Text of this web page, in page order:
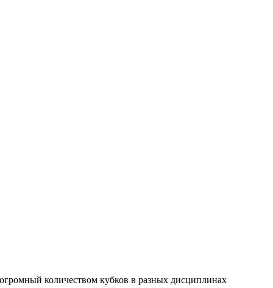
количеством кубков в разных дисциплинах